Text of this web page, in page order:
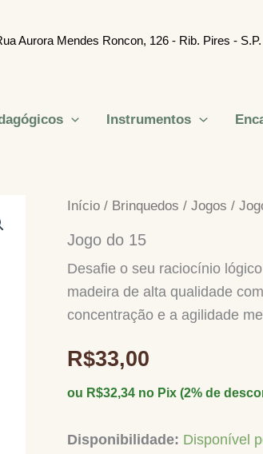
Aurora Mendes Roncon, 126 - Rib. Pires - S.P.
Instrumentos
Início / Brinquedos /Jogos /
Jogo do 15
Desafie o seu raciocínio
madeira de alta qualidade
concentração e a agilidade
R$33,00
ou R$32,34 no Pix (2% de
Disponibilidade: Disponível